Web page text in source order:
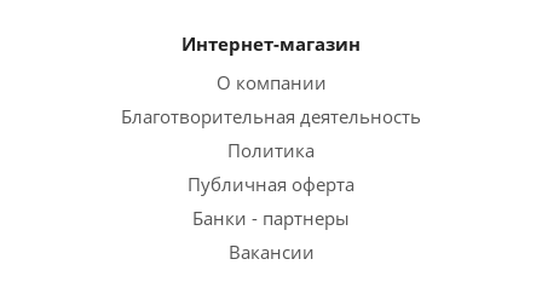
Интернет-магазин
О компании
Благотворительная деятельность
Политика
Публичная оферта
Банки - партнеры
Вакансии